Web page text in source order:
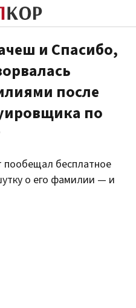
и Спасибо,
после
по
пообещал бесплатное
о его фамилии — и